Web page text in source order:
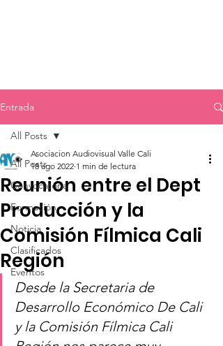
Entrada
All Posts
Convocatoria
Formación
Noticia
Clasificados
Eventos
All Posts
Reunión entre el Dept
Producción y la
Comisión Fílmica Cali
Región
Asociacion Audiovisual Valle Cali
18 ago 2022 1 min de lectura
Desde la Secretaria de
Desarrollo Económico De Cali
y la Comisión Fílmica Cali